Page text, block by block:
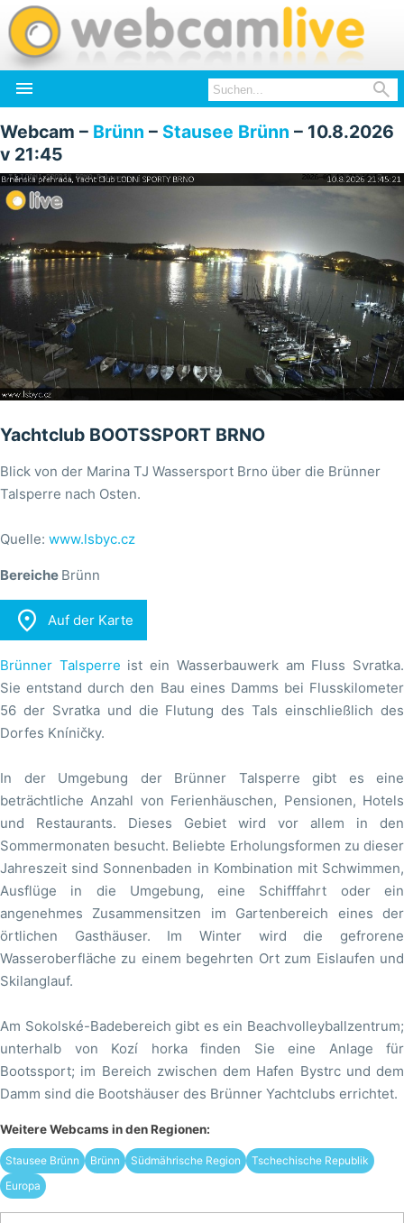
 
Webcam – Brünn – Stausee Brünn – 10.8.2026
v 21:45
Yachtclub BOOTSSPORT BRNO
Blick von der Marina TJ Wassersport Brno über die Brünner
Talsperre nach Osten.
Quelle: www.lsbyc.cz
Bereiche Brünn
 Auf der Karte
Brünner Talsperre ist ein Wasserbauwerk am Fluss Svratka.
Sie entstand durch den Bau eines Damms bei Flusskilometer
56 der Svratka und die Flutung des Tals einschließlich des
Dorfes Kníničky.
In der Umgebung der Brünner Talsperre gibt es eine
beträchtliche Anzahl von Ferienhäuschen, Pensionen, Hotels
und Restaurants. Dieses Gebiet wird vor allem in den
Sommermonaten besucht. Beliebte Erholungsformen zu dieser
Jahreszeit sind Sonnenbaden in Kombination mit Schwimmen,
Ausflüge in die Umgebung, eine Schifffahrt oder ein
angenehmes Zusammensitzen im Gartenbereich eines der
örtlichen Gasthäuser. Im Winter wird die gefrorene
Wasseroberfläche zu einem begehrten Ort zum Eislaufen und
Skilanglauf.
Am Sokolské-Badebereich gibt es ein Beachvolleyballzentrum;
unterhalb von Kozí horka finden Sie eine Anlage für
Bootssport; im Bereich zwischen dem Hafen Bystrc und dem
Damm sind die Bootshäuser des Brünner Yachtclubs errichtet.
Weitere Webcams in den Regionen:
Stausee Brünn Brünn Südmährische Region
Tschechische Republik
Europa